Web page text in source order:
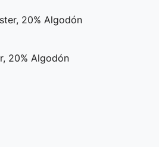
20% Algodón
20% Algodón